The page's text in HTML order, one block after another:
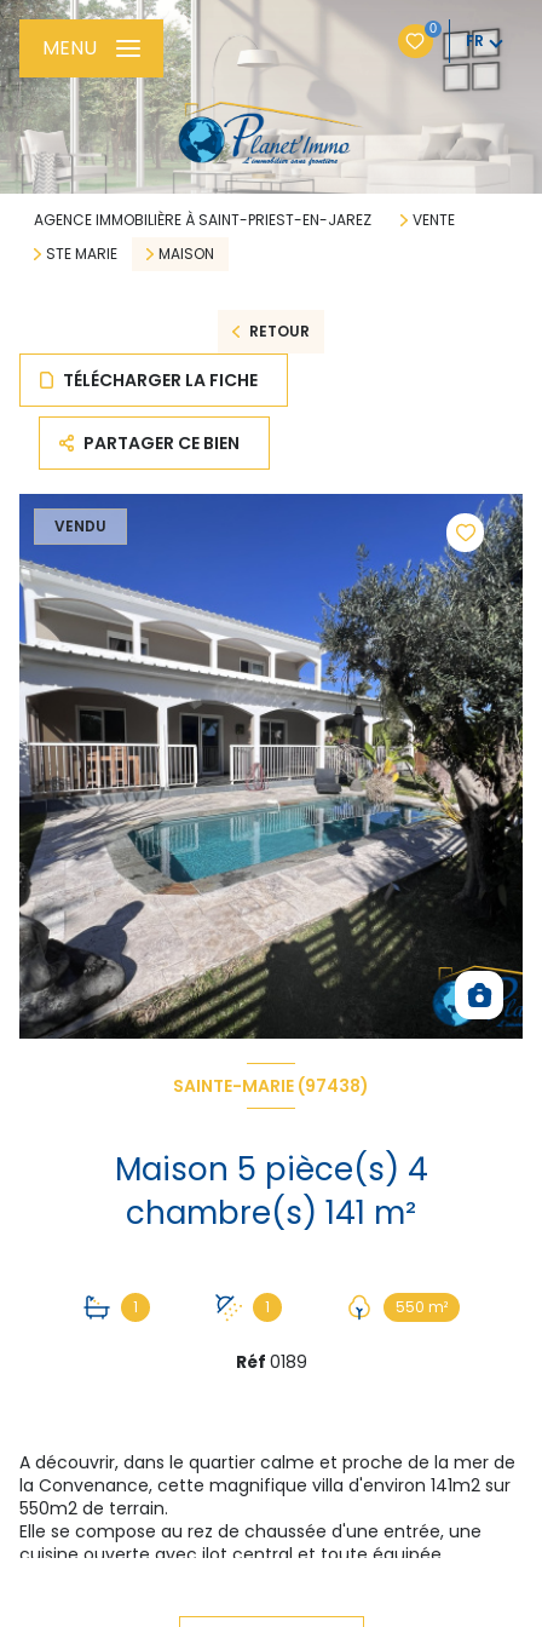
0
FR
MENU
AGENCE IMMOBILIÈRE À SAINT-PRIEST-EN-JAREZ
VENTE
STE MARIE
MAISON
RETOUR
TÉLÉCHARGER LA FICHE
PARTAGER CE BIEN
VENDU
SAINTE-MARIE (97438)
Maison 5 pièce(s) 4
chambre(s) 141 m²
1 1 550 m²
Réf 0189
A découvrir, dans le quartier calme et proche de la mer de
la Convenance, cette magnifique villa d'environ 141m2 sur
550m2 de terrain.
Elle se compose au rez de chaussée d'une entrée, une
cuisine ouverte avec ilot central et toute équipée